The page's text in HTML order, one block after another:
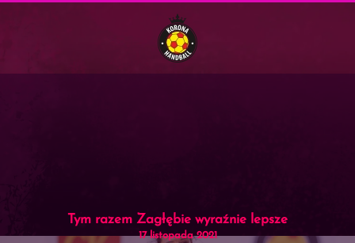
Tym razem Zagłębie wyraźnie lepsze
17 listopada 2021